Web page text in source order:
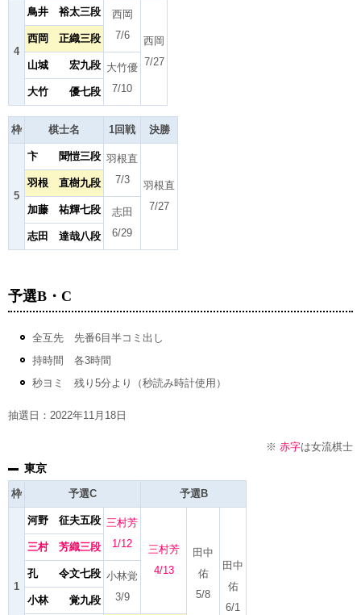
4
鳥井 裕太三段
西岡
7/6
西岡
7/27
西岡 正織三段
山城 宏九段 大竹優
7/10
大竹 優七段
枠 棋士名 1回戦 決勝
5
卞 聞愷三段 羽根直
7/3
羽根直
7/27
羽根 直樹九段
加藤 祐輝七段
志田
6/29
志田 達哉八段
予選B・C
全互先 先番6目半コミ出し
持時間 各3時間
秒ヨミ 残り5分より（秒読み時計使用）
抽選日：2022年11月18日
※ 赤字は女流棋士
東京
枠 予選C 予選B
1
河野 征夫五段 三村芳
1/12
三村芳
4/13
田中
佑
5/8
田中
佑
6/1
三村 芳織三段
孔 令文七段 小林覚
3/9
小林 覚九段